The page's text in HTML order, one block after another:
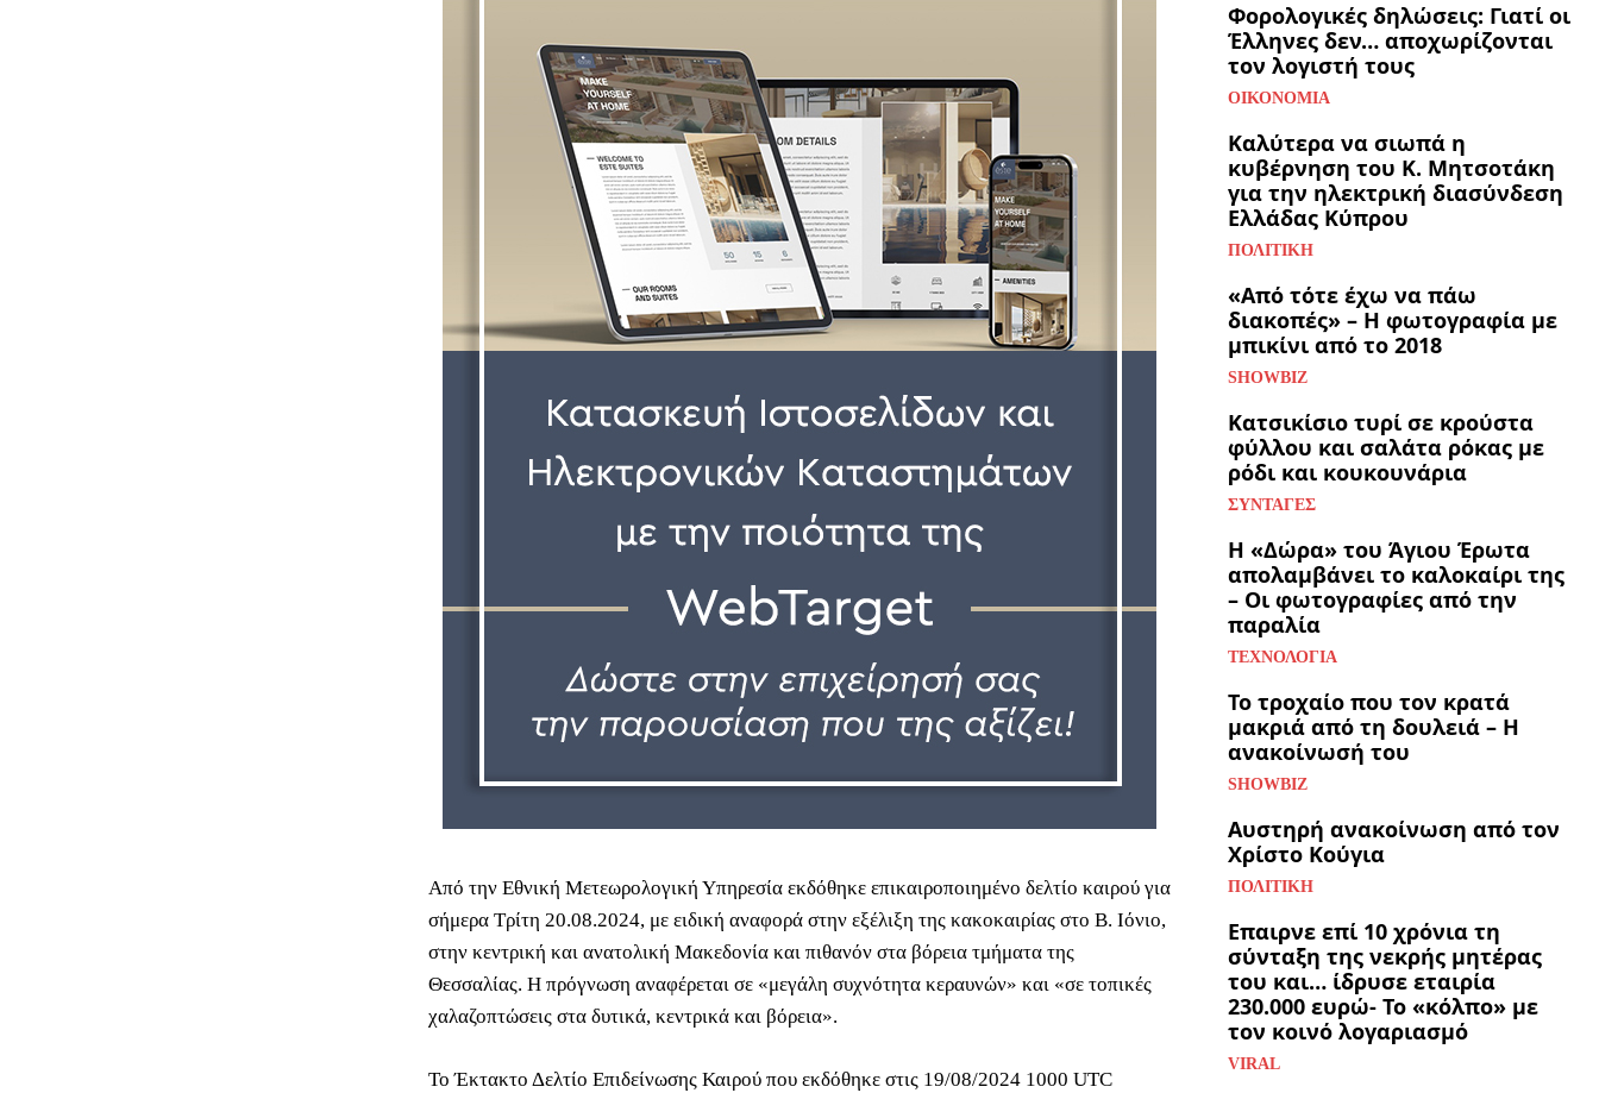
Από την Εθνική Μετεωρολογική Υπηρεσία εκδόθηκε επικαιροποιημένο δελτίο καιρού για
σήμερα Τρίτη 20.08.2024, με ειδική αναφορά στην εξέλιξη της κακοκαιρίας στο Β. Ιόνιο,
στην κεντρική και ανατολική Μακεδονία και πιθανόν στα βόρεια τμήματα της
Θεσσαλίας. Η πρόγνωση αναφέρεται σε «μεγάλη συχνότητα κεραυνών» και «σε τοπικές
χαλαζοπτώσεις στα δυτικά, κεντρικά και βόρεια».
Το Έκτακτο Δελτίο Επιδείνωσης Καιρού που εκδόθηκε στις 19/08/2024 1000 UTC
Φορολογικές δηλώσεις: Γιατί οι
Έλληνες δεν… αποχωρίζονται
τον λογιστή τους
ΟΙΚΟΝΟΜΊΑ
Καλύτερα να σιωπά η
κυβέρνηση του Κ. Μητσοτάκη
για την ηλεκτρική διασύνδεση
Ελλάδας Κύπρου
ΠΟΛΙΤΙΚΉ
«Από τότε έχω να πάω
διακοπές» – Η φωτογραφία με
μπικίνι από το 2018
SHOWBIZ
Κατσικίσιο τυρί σε κρούστα
φύλλου και σαλάτα ρόκας με
ρόδι και κουκουνάρια
ΣΥΝΤΑΓΈΣ
Η «Δώρα» του Άγιου Έρωτα
απολαμβάνει το καλοκαίρι της
– Οι φωτογραφίες από την
παραλία
ΤΕΧΝΟΛΟΓΊΑ
Το τροχαίο που τον κρατά
μακριά από τη δουλειά – Η
ανακοίνωσή του
SHOWBIZ
Αυστηρή ανακοίνωση από τον
Χρίστο Κούγια
ΠΟΛΙΤΙΚΉ
Επαιρνε επί 10 χρόνια τη
σύνταξη της νεκρής μητέρας
του και… ίδρυσε εταιρία
230.000 ευρώ- Το «κόλπο» με
τον κοινό λογαριασμό
VIRAL